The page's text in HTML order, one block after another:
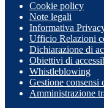
Cookie policy
Note legali
Informativa
Ufficio Relazioni
Dichiarazione di
Obiettivi di
Whistleblowing
Gestione consensi
Amministrazione